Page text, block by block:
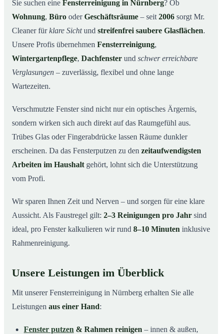
04So funktioniert’s
05Fensterreinigung in Nürnberg und Umgebung
Jetzt kostenloses Angebot einholen
So arbeiten unsere Reinigungskräfte bei einer
Fensterreinigung in Nürnberg
Sie suchen eine Fensterreinigung in Nürnberg? Ob
Wohnung, Büro oderGeschäftsräume – seit 2006 sorgt Mr.
Cleaner fürklare Sichtund streifenfrei saubere Glasflächen.
Unsere Profis übernehmen Fensterreinigung,
Wintergartenpflege, Dachfenster und schwer erreichbare
Verglasungen – zuverlässig, flexibel und ohne lange
Wartezeiten.
Verschmutzte Fenster sind nicht nur ein optisches Ärgernis,
sondern wirken sich auch direkt auf das Raumgefühl aus.
Trübes Glas oder Fingerabdrücke lassen Räume dunkler
erscheinen. Da das Fensterputzen zu den zeitaufwendigsten
Arbeiten im Haushalt gehört, lohnt sich die Unterstützung
vom Profi.
Wir sparen Ihnen Zeit und Nerven – und sorgen für eine klare
Aussicht. Als Faustregel gilt: 2–3 Reinigungen pro Jahr sind
ideal, pro Fenster kalkulieren wir rund 8–10 Minuten inklusive
Rahmenreinigung.
Unsere Leistungen im Überblick
Mit unserer Fensterreinigung in Nürnberg erhalten Sie alle
Leistungen aus einer Hand:
Fenster putzen & Rahmen reinigen – innen & außen,